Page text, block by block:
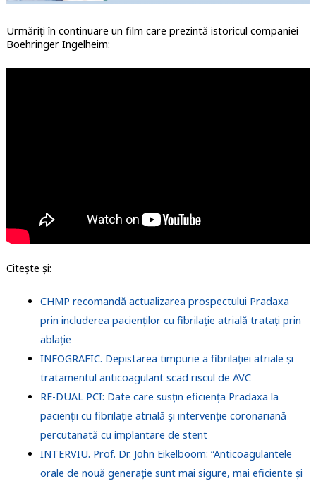
Urmăriți în continuare un film care prezintă istoricul companiei
Boehringer Ingelheim:
Citește și:
CHMP recomandă actualizarea prospectului Pradaxa
prin includerea pacienților cu fibrilație atrială tratați prin
ablație
INFOGRAFIC. Depistarea timpurie a fibrilației atriale și
tratamentul anticoagulant scad riscul de AVC
RE-DUAL PCI: Date care susțin eficiența Pradaxa la
pacienții cu fibrilație atrială și intervenție coronariană
percutanată cu implantare de stent
INTERVIU. Prof. Dr. John Eikelboom: “Anticoagulantele
orale de nouă generație sunt mai sigure, mai eficiente și